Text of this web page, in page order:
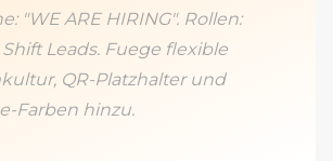
"WE ARE HIRING". Rollen:
Leads. Fuege flexible
QR-Platzhalter und
Farben hinzu.